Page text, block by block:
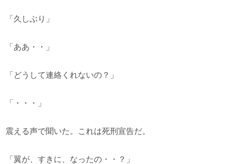
「久しぶり」
「ああ・・」
「どうして連絡くれないの？」
「・・・」
震える声で聞いた。これは死刑宣告だ。
「翼が、すきに、なったの・・？」